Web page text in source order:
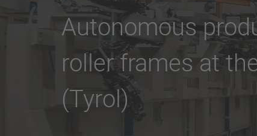
Autonomous
roller frames at
(Tyrol)